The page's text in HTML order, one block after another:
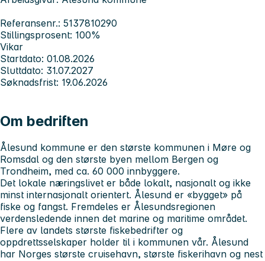
Referansenr.: 5137810290
Stillingsprosent: 100%
Vikar
Startdato: 01.08.2026
Sluttdato: 31.07.2027
Søknadsfrist: 19.06.2026
Om bedriften
Ålesund kommune er den største kommunen i Møre og
Romsdal og den største byen mellom Bergen og
Trondheim, med ca. 60 000 innbyggere.
Det lokale næringslivet er både lokalt, nasjonalt og ikke
minst internasjonalt orientert. Ålesund er «bygget» på
fiske og fangst. Fremdeles er Ålesundsregionen
verdensledende innen det marine og maritime området.
Flere av landets største fiskebedrifter og
oppdrettsselskaper holder til i kommunen vår. Ålesund
har Norges største cruisehavn, største fiskerihavn og nest